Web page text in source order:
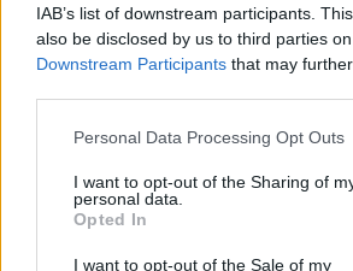
IAB’s list of downstream participants.
also be disclosed by us to third parties
Downstream Participants that may
Please note that this website/app uses
not limited to your visit or usage
grant or deny consent to Google and its
use your data for below specified
consent section.
Personal Data Processing Opt Outs
I want to opt-out of the Sharing of
personal data.
Opted In
I want to opt-out of the Sale of my
Rosszullét
Rosszullét